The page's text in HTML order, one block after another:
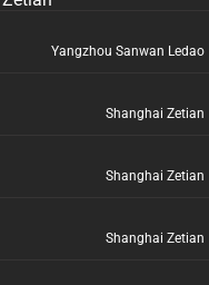
Yangzhou Sanwan Ledao
Shanghai Zetian
Shanghai Zetian
Shanghai Zetian